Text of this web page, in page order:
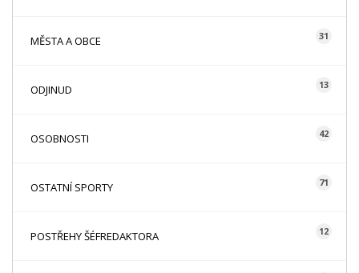
MĚSTA A OBCE 31
ODJINUD 13
OSOBNOSTI 42
OSTATNÍ SPORTY 71
POSTŘEHY ŠÉFREDAKTORA 12